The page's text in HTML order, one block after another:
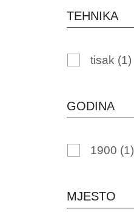
TEHNIKA
tisak (1)
GODINA
1900 (1)
MJESTO